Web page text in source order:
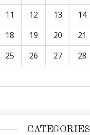
11 12 13 14
18 19 20 21
25 26 27 28
CATEGORIES